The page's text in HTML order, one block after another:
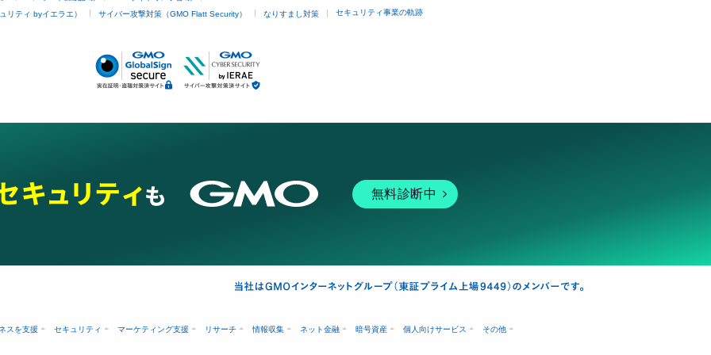
リティ byイエラエ）
サイバー攻撃対策（GMO Flatt Security） なりすまし対策 セキュリティ事業の軌跡
無料診断中
スを支援 セキュリティ マーケティング支援 リサーチ 情報収集 ネット金融 暗号資産 個人向けサービス その他